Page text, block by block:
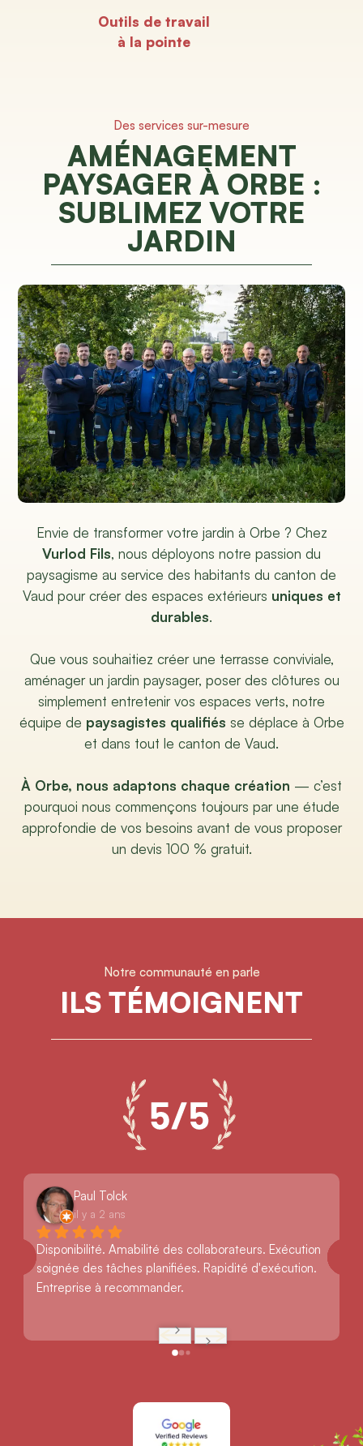
Outils de travail
à la pointe
Des services sur-mesure
AMÉNAGEMENT
PAYSAGER À ORBE :
SUBLIMEZ VOTRE
JARDIN
Envie de transformer votre jardin à Orbe ? Chez
Vurlod Fils, nous déployons notre passion du
paysagisme au service des habitants du canton de
Vaud pour créer des espaces extérieurs uniques et
durables.
Que vous souhaitiez créer une terrasse conviviale,
aménager un jardin paysager, poser des clôtures ou
simplement entretenir vos espaces verts, notre
équipe de paysagistes qualifiés se déplace à Orbe
et dans tout le canton de Vaud.
À Orbe, nous adaptons chaque création — c’est
pourquoi nous commençons toujours par une étude
approfondie de vos besoins avant de vous proposer
un devis 100 % gratuit.
Notre communauté en parle
ILS TÉMOIGNENT
Paul Tolck
il y a 2 ans
Disponibilité. Amabilité des collaborateurs. Exécution
soignée des tâches planifiées. Rapidité d'exécution.
Entreprise à recommander.